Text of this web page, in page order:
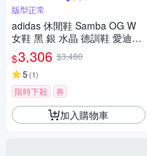
版型正常
adidas 休閒鞋 Samba OG W
女鞋 黑 銀 水晶 德訓鞋 愛迪達
IH9052
$3,306 $3,480
5 (1)
限時下殺 券
加入購物車